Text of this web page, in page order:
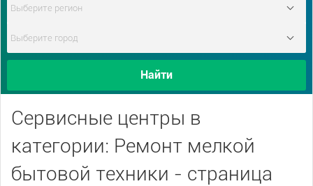
Найти
Сервисные центры в
категории: Ремонт мелкой
бытовой техники - страница